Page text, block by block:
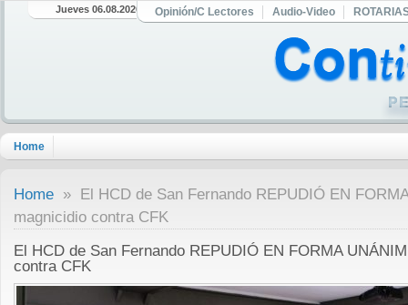
Jueves 06.08.2026 Opinión/C Lectores Audio-Video
Home
Home » El HCD de San Fernando REPUDIÓ EN
magnicidio contra CFK
El HCD de San Fernando REPUDIÓ EN FORMA
contra CFK